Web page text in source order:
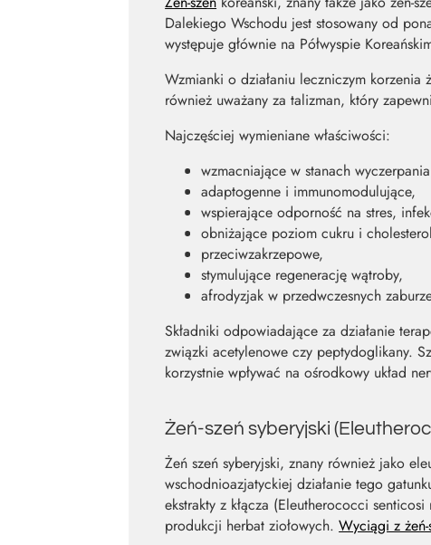
Dalekiego Wschodu jest stosowany od
występuje głównie na Półwyspie
Wzmianki o działaniu leczniczym korzenia
również uważany za talizman, który
Najczęściej wymieniane właściwości:
wzmacniające w stanach
adaptogenne i immunomodulujące,
wspierające odporność na stres,
obniżające poziom cukru i
przeciwzakrzepowe,
stymulujące regenerację wątroby,
afrodyzjak w przedwczesnych
Składniki odpowiadające za działanie
związki acetylenowe czy peptydoglikany.
korzystnie wpływać na ośrodkowy układ
Żeń-szeń syberyjski
Żeń szeń syberyjski, znany również jako
wschodnioazjatyckiej działanie tego
ekstrakty z kłącza (Eleutherococci
produkcji herbat ziołowych.Wyciągi z żeń-